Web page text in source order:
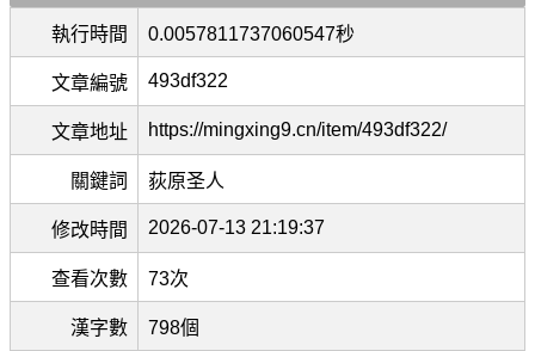
執行時間 0.0057811737060547秒
文章編號 493df322
文章地址 https://mingxing9.cn/item/493df322/
關鍵詞 荻原圣人
修改時間 2026-07-13 21:19:37
查看次數 73次
漢字數 798個